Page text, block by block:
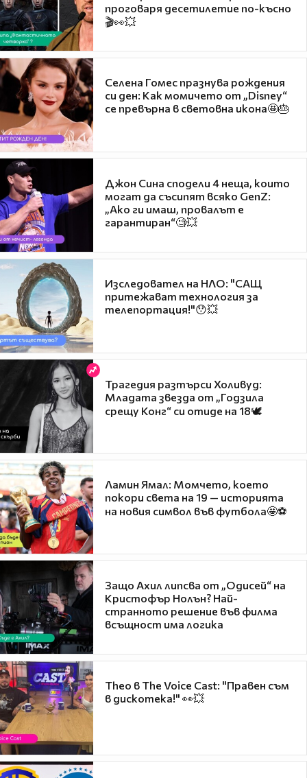
проговаря десетилетие по-късно
🎬👀💥
Селена Гомес празнува рождения
си ден: Как момичето от „Disney“
се превърна в световна икона🤩🎂
Джон Сина сподели 4 неща, които
могат да съсипят всяко GenZ:
„Ако ги имаш, провалът е
гарантиран“🧐💥
Изследовател на НЛО: "САЩ
притежават технология за
телепортация!"😯💥
Трагедия разтърси Холивуд:
Младата звезда от „Годзила
срещу Конг“ си отиде на 18🕊️
Ламин Ямал: Момчето, което
покори света на 19 — историята
на новия символ във футбола🤩⚽
Защо Ахил липсва от „Одисей“ на
Кристофър Нолън? Най-
странното решение във филма
всъщност има логика
Theo в The Voice Cast: "Правен съм
в дискотека!" 👀💥